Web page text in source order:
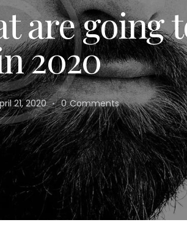
are going
2020
21, 2020 0 Comments